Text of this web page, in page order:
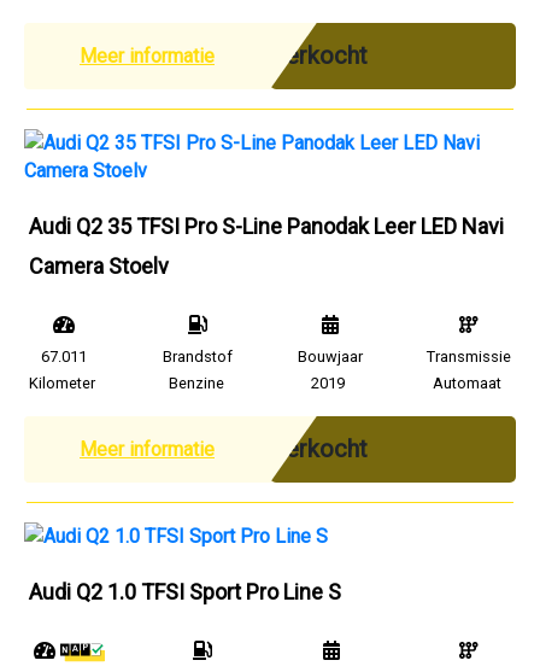
Meer informatie Verkocht
Audi Q2 35 TFSI Pro S-Line Panodak Leer LED Navi
Camera Stoelv
67.011
Kilometer
Brandstof
Benzine
Bouwjaar
2019
Transmissie
Automaat
Meer informatie Verkocht
Audi Q2 1.0 TFSI Sport Pro Line S